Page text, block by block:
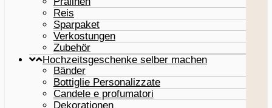
Reis
Sparpaket
Verkostungen
Zubehör
Hochzeitsgeschenke selber machen
Bänder
Bottiglie Personalizzate
Candele e profumatori
Dekorationen